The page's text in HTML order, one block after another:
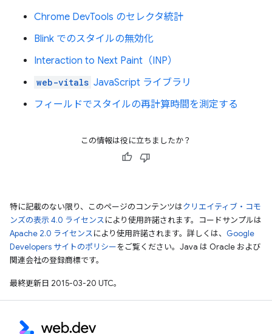
Chrome DevTools のセレクタ統計
Blink でのスタイルの無効化
Interaction to Next Paint（INP）
web-vitals JavaScript ライブラリ
フィールドでスタイルの再計算時間を測定する
この情報は役に立ちましたか？
特に記載のない限り、このページのコンテンツはクリエイティブ・コモ
ンズの表示 4.0 ライセンスにより使用許諾されます。コードサンプルは
Apache 2.0 ライセンスにより使用許諾されます。詳しくは、 Google
Developers サイトのポリシーをご覧ください。Java は Oracle および
関連会社の登録商標です。
最終更新日 2015-03-20 UTC。